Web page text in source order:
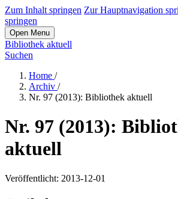
Zum Inhalt springen Zur Hauptnavigation
springen
Open Menu
Bibliothek aktuell
Suchen
Home /
Archiv /
Nr. 97 (2013): Bibliothek aktuell
Nr. 97 (2013):
aktuell
Veröffentlicht: 2013-12-01